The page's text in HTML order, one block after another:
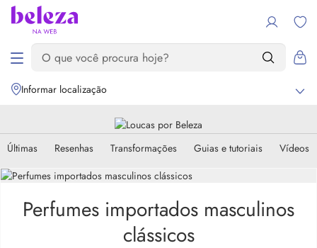
Informar localização
Últimas Resenhas Transformações Guias e tutoriais Vídeos
Perfumes importados masculinos
clássicos